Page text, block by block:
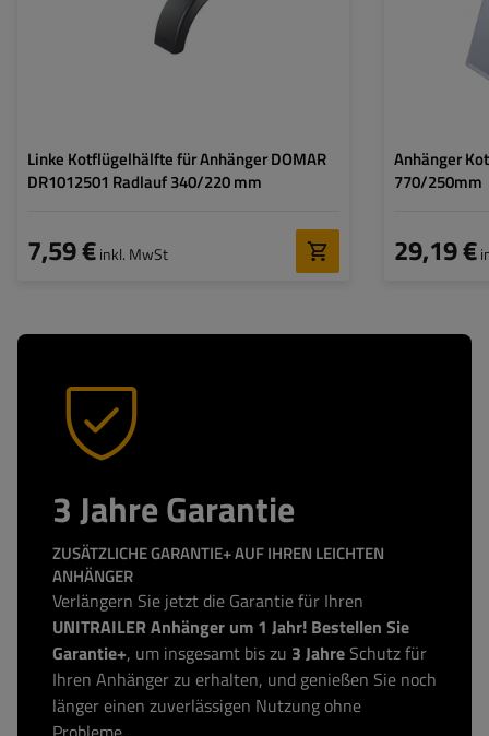
Linke Kotflügelhälfte für Anhänger DOMAR
DR1012501 Radlauf 340/220 mm
7,59 €inkl. MwSt
nein
Anhänger
770/250mm
29,19 €
Montagelöcher:
3 Jahre Garantie
ZUSÄTZLICHE GARANTIE+ AUF IHREN LEICHTEN
ANHÄNGER
Verlängern Sie jetzt die Garantie für Ihren
UNITRAILER Anhänger um 1 Jahr! Bestellen Sie
Garantie+, um insgesamt bis zu 3 Jahre Schutz für
Ihren Anhänger zu erhalten, und genießen Sie noch
länger einen zuverlässigen Nutzung ohne